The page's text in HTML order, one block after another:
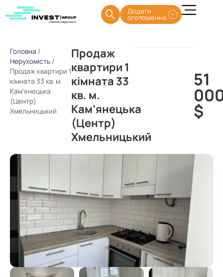
Додати
оголошення
Головна /
Нерухомість /
Продаж квартири 1
кімната 33 кв. м.
Кам’янецька
(Центр)
Хмельницький
Продаж
квартири 1
кімната 33
кв. м.
Кам’янецька
(Центр)
Хмельницький
51
$